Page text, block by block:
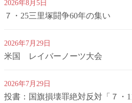
2026年8月5日
７・25三里塚闘争60年の集い
2026年7月29日
米国 レイバーノーツ大会
2026年7月29日
投書：国旗損壊罪絶対反対「７・